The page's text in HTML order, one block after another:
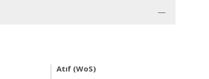
Atıf (WoS)